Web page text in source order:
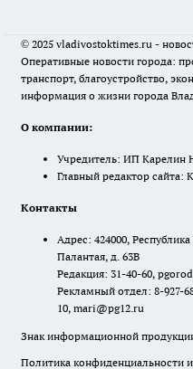
© 2025 vladivostoktimes.ru -
Оперативные новости города:
транспорт, благоустройство,
информация о жизни города
О компании:
Учредитель: ИП Карелин
Главный редактор
Контакты
Адрес: 424000,
Палантая, д. 63В
Редакция: 31-40-60,
Рекламный отдел: 8-927-
10, mari@pg12.ru
Знак информационной
Политика конфиденциальности